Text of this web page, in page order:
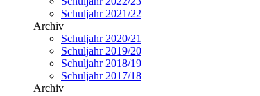
Schuljahr 2021/22
Archiv
Schuljahr 2020/21
Schuljahr 2019/20
Schuljahr 2018/19
Schuljahr 2017/18
Archiv